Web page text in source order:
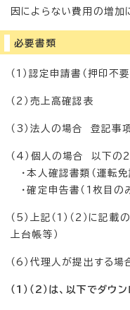
因によらない費用の増加
必要書類
（1）認定申請書（押印不要
（2）売上高確認表
（3）法人の場合 登記事
（4）個人の場合 以下の
・本人確認書類（運転免
・確定申告書（1枚目の
（5）上記（1）（2）に記
上台帳等）
（6）代理人が提出する場
（1）（2）は、以下でダウ